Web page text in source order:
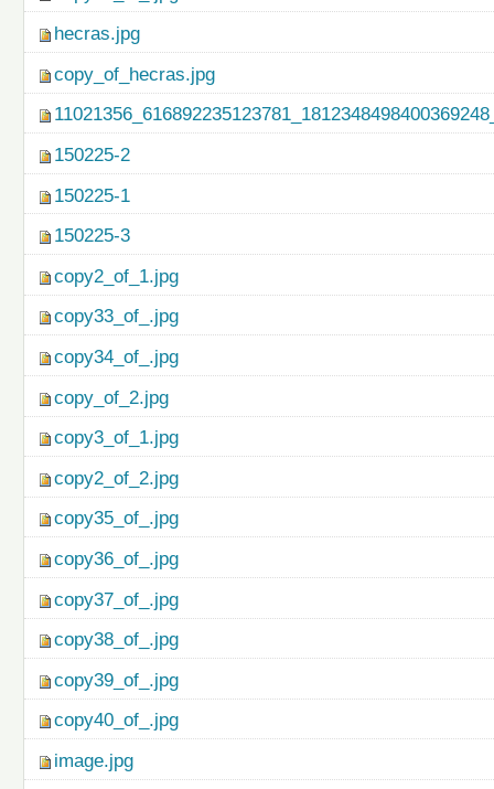
hecras.jpg
copy_of_hecras.jpg
150225-2
150225-1
150225-3
copy2_of_1.jpg
copy33_of_.jpg
copy34_of_.jpg
copy_of_2.jpg
copy3_of_1.jpg
copy2_of_2.jpg
copy35_of_.jpg
copy36_of_.jpg
copy37_of_.jpg
copy38_of_.jpg
copy39_of_.jpg
copy40_of_.jpg
image.jpg